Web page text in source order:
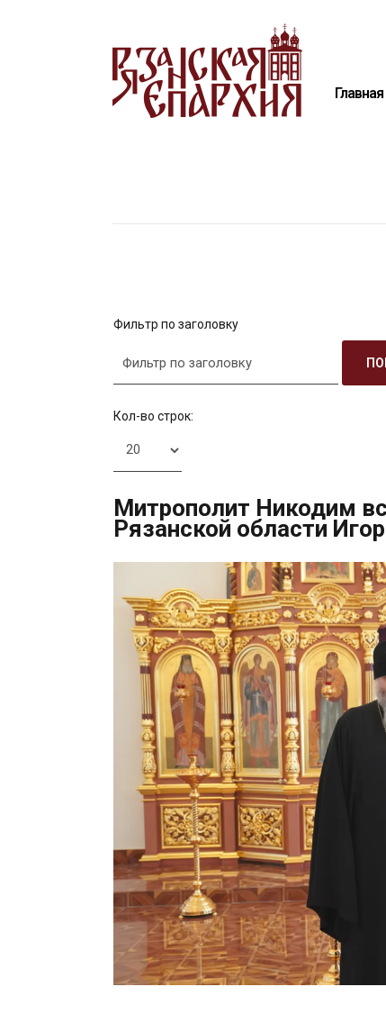
Главная
Фильтр по заголовку
Кол-во строк:
Митрополит Никодим
Рязанской области